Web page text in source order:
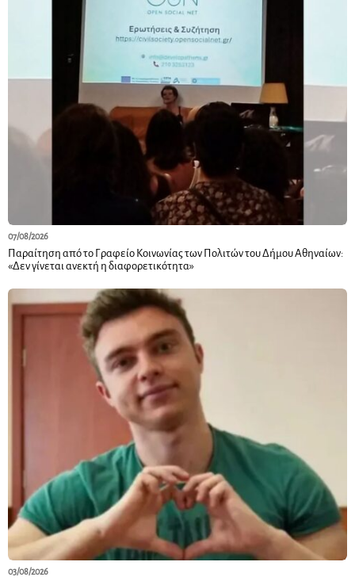
07/08/2026
Παραίτηση από το Γραφείο Κοινωνίας των Πολιτών του Δήμου Αθηναίων:
«Δεν γίνεται ανεκτή η διαφορετικότητα»
03/08/2026